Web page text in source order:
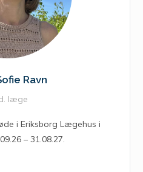
Ravn
læge
i Eriksborg Lægehus i
– 31.08.27.